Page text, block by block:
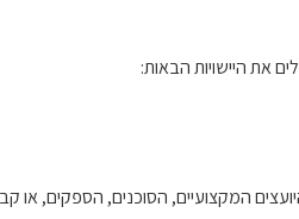
את היישויות הבאות:
המקצועיים, הסוכנים, הספקים, או